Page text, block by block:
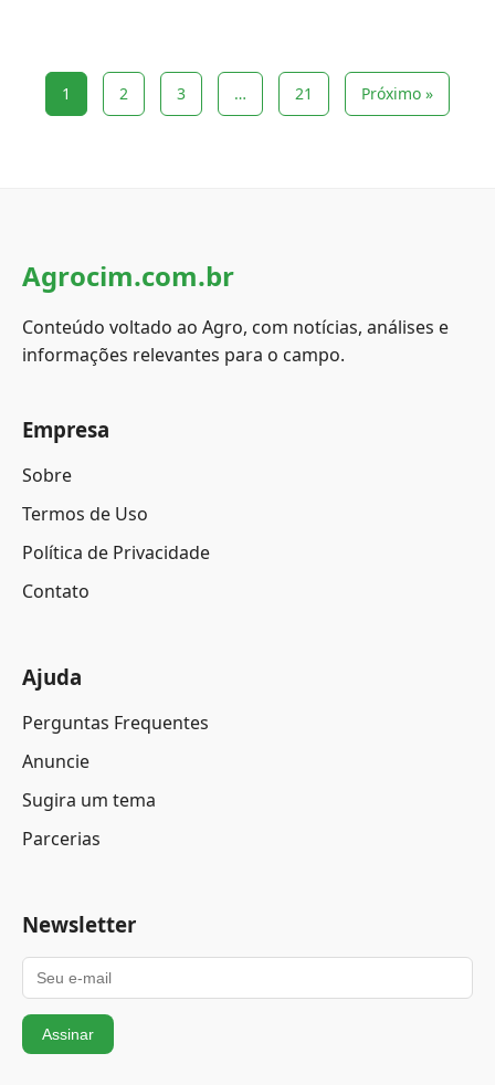
1 2 3 … 21 Próximo »
Agrocim.com.br
Conteúdo voltado ao Agro, com notícias, análises e
informações relevantes para o campo.
Empresa
Sobre
Termos de Uso
Política de Privacidade
Contato
Ajuda
Perguntas Frequentes
Anuncie
Sugira um tema
Parcerias
Newsletter
Assinar